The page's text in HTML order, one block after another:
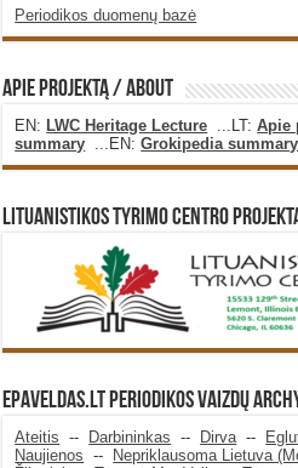
Periodikos duomenų bazė
Apie projektą / About
EN:LWC Heritage Lecture ...LT:Apie
summary ...EN:Grokipedia summary
Lituanistikos Tyrimo Centro
Epaveldas.LT periodikos vaizdų
Ateitis -- Darbininkas -- Dirva --
Naujienos -- Nepriklausoma Lietuva